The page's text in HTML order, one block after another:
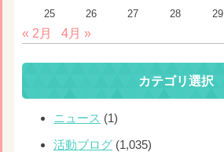
25
26 27 28 29
« 2月 4月 »
カテゴリ選択
ニュース (1)
活動ブログ (1,035)